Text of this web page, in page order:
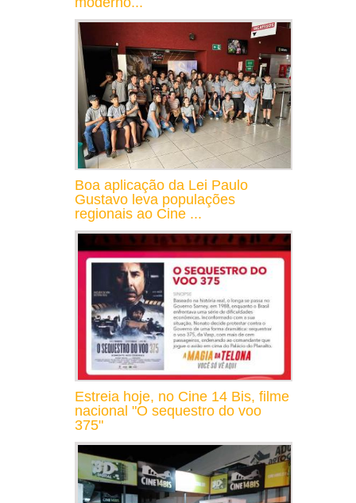
Boa aplicação da Lei Paulo
Gustavo leva populações
regionais ao Cine ...
Estreia hoje, no Cine 14 Bis, filme
nacional "O sequestro do voo
375"